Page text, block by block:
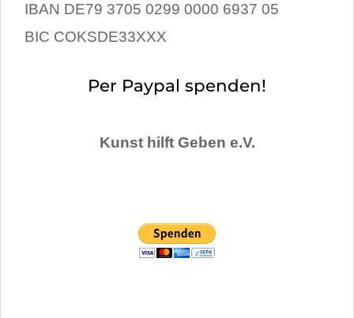
IBAN DE79 3705 0299 0000 6937 05
BIC COKSDE33XXX
Per Paypal spenden!
Kunst hilft Geben e.V.